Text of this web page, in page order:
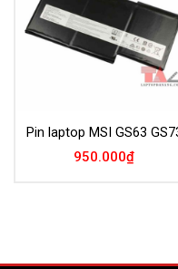
Pin laptop MSI GS63
950.000₫